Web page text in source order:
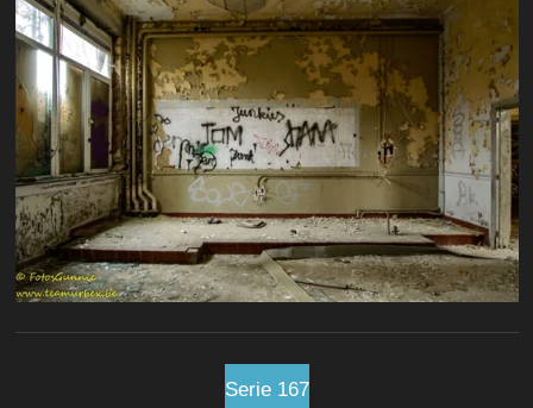
Serie 167